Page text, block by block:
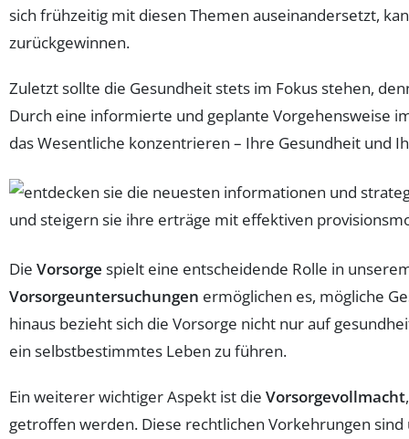
sich frühzeitig mit diesen Themen auseinandersetzt,
zurückgewinnen.
Zuletzt sollte die Gesundheit stets im Fokus stehen,
Durch eine informierte und geplante Vorgehensweise
das Wesentliche konzentrieren – Ihre Gesundheit und
Die Vorsorge spielt eine entscheidende Rolle in
Vorsorgeuntersuchungen ermöglichen es, mögliche
hinaus bezieht sich die Vorsorge nicht nur auf
ein selbstbestimmtes Leben zu führen.
Ein weiterer wichtiger Aspekt ist die Vorsorgevollmacht
getroffen werden. Diese rechtlichen Vorkehrungen